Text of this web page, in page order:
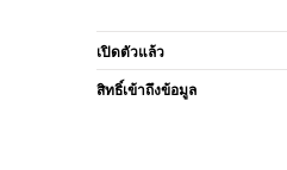
เปิดตัวแล้ว
สิทธิ์เข้าถึงข้อมูล